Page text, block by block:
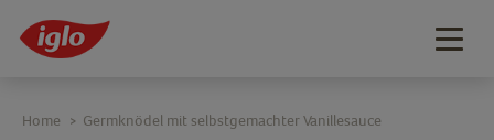
Home > Germknödel mit selbstgemachter Vanillesauce